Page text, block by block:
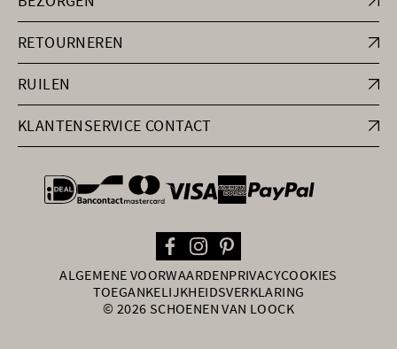
RETOURNEREN
RUILEN
KLANTENSERVICE CONTACT
general.paymentOptions
ALGEMENE VOORWAARDENPRIVACYCOOKIES
TOEGANKELIJKHEIDSVERKLARING
© 2026 SCHOENEN VAN LOOCK